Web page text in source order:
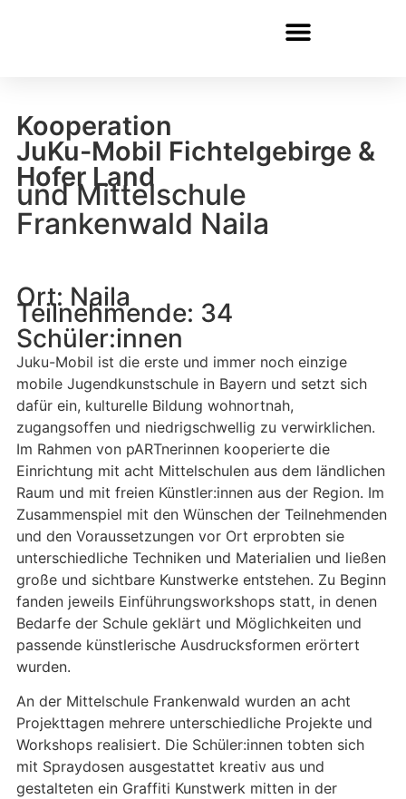
Kooperation
JuKu-Mobil Fichtelgebirge &
Hofer Land
und Mittelschule
Frankenwald Naila
Ort: Naila
Teilnehmende: 34
Schüler:innen
Juku-Mobil ist die erste und immer noch einzige
mobile Jugendkunstschule in Bayern und setzt sich
dafür ein, kulturelle Bildung wohnortnah,
zugangsoffen und niedrigschwellig zu verwirklichen.
Im Rahmen von pARTnerinnen kooperierte die
Einrichtung mit acht Mittelschulen aus dem ländlichen
Raum und mit freien Künstler:innen aus der Region. Im
Zusammenspiel mit den Wünschen der Teilnehmenden
und den Voraussetzungen vor Ort erprobten sie
unterschiedliche Techniken und Materialien und ließen
große und sichtbare Kunstwerke entstehen. Zu Beginn
fanden jeweils Einführungsworkshops statt, in denen
Bedarfe der Schule geklärt und Möglichkeiten und
passende künstlerische Ausdrucksformen erörtert
wurden.
An der Mittelschule Frankenwald wurden an acht
Projekttagen mehrere unterschiedliche Projekte und
Workshops realisiert. Die Schüler:innen tobten sich
mit Spraydosen ausgestattet kreativ aus und
gestalteten ein Graffiti Kunstwerk mitten in der